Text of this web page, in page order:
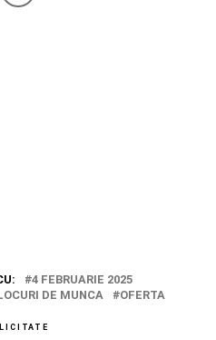
4 FEBRUARIE 2025
DE MUNCA OFERTA